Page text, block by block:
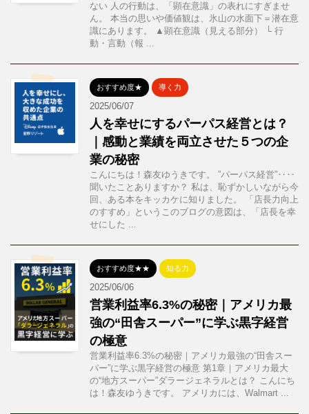
ない 人の行動は、「顕在意識」の表れにすぎませ
ん。 本当の思いや価値観は、氷山の水面下＝潜在意
識にあります。 ▲顕在意識（見える部分） └ 行
動・言動（報 ...
おすすめ度★ 導く力
2025/06/07
人を幸せにするパーパス経営とは？
｜感動と業績を両立させた５つの企
業の秘密
こんにちは！森友ゆうきです。 ”パーパス経営”‥‥
聞いたことありますか？ 私は、恥ずかしいながら今
回、ある本をキッカケに知りました。 「店長力向上
のすすめ」というこのブログの意図は、「店長を幸
せにした ...
おすすめ度★★ 知る力
2025/06/06
営業利益率6.3%の秘密｜アメリカ最
強の“田舎スーパー”に学ぶ黒字経営
の極意
営業利益率6.3%の秘密｜アメリカ最強の“田舎スー
パー”に学ぶ黒字経営の極意 第1章｜アメリカ最大
の“地方スーパー”ダラージェネラルとは？ こんにち
は！森友ゆうきです。 アメリカには、Walmart ...